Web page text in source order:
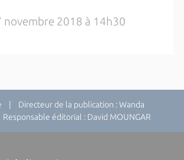
novembre 2018 à 14h30
| Directeur de la publication : Wanda
éditorial : David MOUNGAR